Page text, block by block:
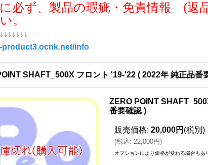
必ず、製品の瑕疵・免責情報 (返
。
product3.ocnk.net/info
SHAFT_500X フロント '19-'22 ( 2022年 純正品番
ZERO POINT
番要確認 )
販売価格: 20,000円 (税別)
(税込: 22,000円)
オプションにより価格が変わる場合もあ